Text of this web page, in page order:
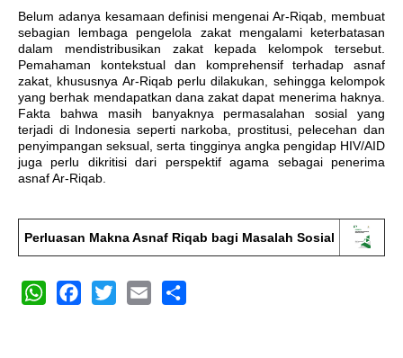
Belum adanya kesamaan definisi mengenai Ar-Riqab, membuat
sebagian lembaga pengelola zakat mengalami keterbatasan
dalam mendistribusikan zakat kepada kelompok tersebut.
Pemahaman kontekstual dan komprehensif terhadap asnaf
zakat, khususnya Ar-Riqab perlu dilakukan, sehingga kelompok
yang berhak mendapatkan dana zakat dapat menerima haknya.
Fakta bahwa masih banyaknya permasalahan sosial yang
terjadi di Indonesia seperti narkoba, prostitusi, pelecehan dan
penyimpangan seksual, serta tingginya angka pengidap HIV/AID
juga perlu dikritisi dari perspektif agama sebagai penerima
asnaf Ar-Riqab.
Perluasan Makna Asnaf Riqab bagi Masalah Sosial